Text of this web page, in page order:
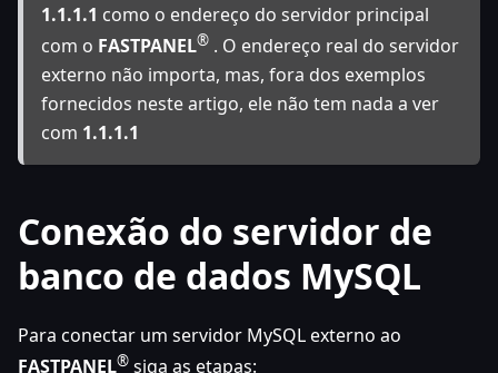
1.1.1.1 como o endereço do servidor principal
com o FASTPANEL® . O endereço real do servidor
externo não importa, mas, fora dos exemplos
fornecidos neste artigo, ele não tem nada a ver
com 1.1.1.1
Conexão do servidor de
banco de dados MySQL
Para conectar um servidor MySQL externo ao
FASTPANEL® siga as etapas: